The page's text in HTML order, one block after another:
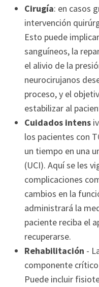
Cirugía: en casos
intervención
Esto puede
sanguíneos, la
el alivio de la
neurocirujanos
proceso, y el
estabilizar al
Cuidados intens
los pacientes con
un tiempo en una
(UCI). Aquí se les
complicaciones
cambios en la
administrará la
paciente reciba el
recuperarse.
Rehabilitación -
componente crítico
Puede incluir